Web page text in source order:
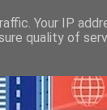
Your IP
quality of